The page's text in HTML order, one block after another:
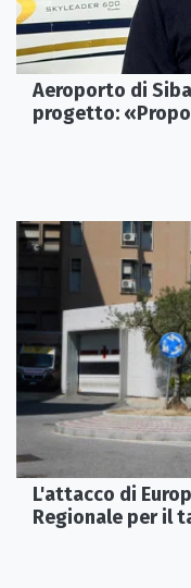
Aeroporto di
progetto:
L'attacco di
Regionale per il